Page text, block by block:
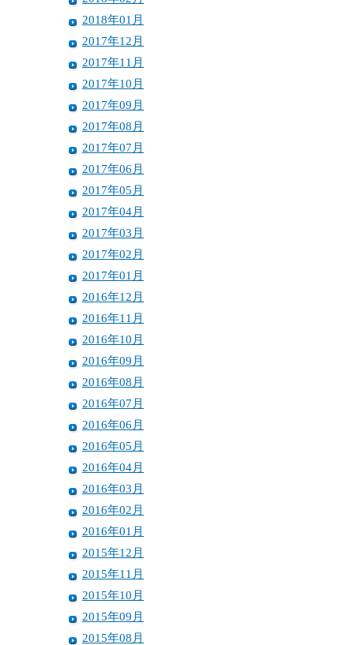
2018年01月
2017年12月
2017年11月
2017年10月
2017年09月
2017年08月
2017年07月
2017年06月
2017年05月
2017年04月
2017年03月
2017年02月
2017年01月
2016年12月
2016年11月
2016年10月
2016年09月
2016年08月
2016年07月
2016年06月
2016年05月
2016年04月
2016年03月
2016年02月
2016年01月
2015年12月
2015年11月
2015年10月
2015年09月
2015年08月